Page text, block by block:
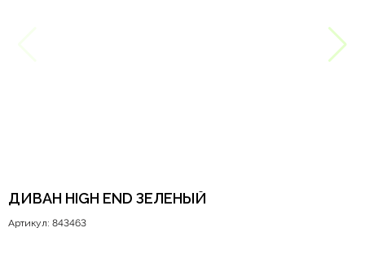
ДИВАН HIGH END ЗЕЛЕНЫЙ
Артикул: 843463